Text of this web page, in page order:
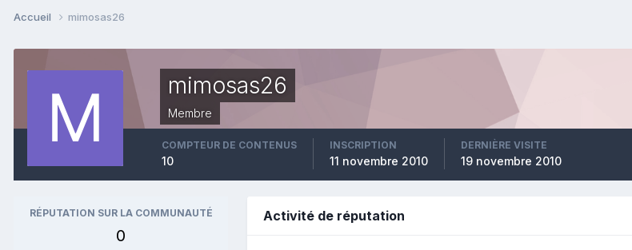
Accueil mimosas26
mimosas26
Membre
COMPTEUR DE CONTENUS
10
INSCRIPTION
11 novembre 2010
DERNIÈRE VISITE
19 novembre 2010
RÉPUTATION SUR LA COMMUNAUTÉ
0
Activité de réputation